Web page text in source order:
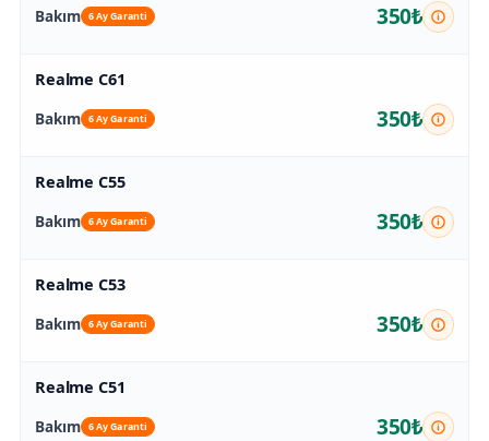
Bakım 6 Ay Garanti 350₺
Realme C61
Bakım 6 Ay Garanti 350₺
Realme C55
Bakım 6 Ay Garanti 350₺
Realme C53
Bakım 6 Ay Garanti 350₺
Realme C51
Bakım 6 Ay Garanti 350₺